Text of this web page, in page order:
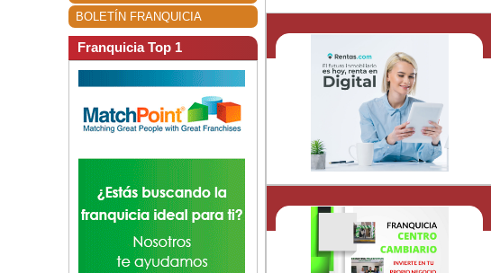
BOLETÍN FRANQUICIA
Franquicia Top 1